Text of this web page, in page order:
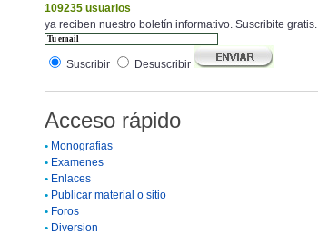
109235 usuarios
ya reciben nuestro boletín informativo. Suscribite gratis.
Suscribir Desuscribir
Acceso rápido
• Monografias
• Examenes
• Enlaces
• Publicar material o sitio
• Foros
• Diversion